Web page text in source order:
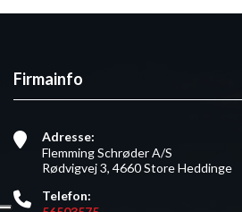
Firmainfo
Adresse:
Flemming Schrøder A/S
Rødvigvej 3, 4660 Store Heddinge
Telefon: